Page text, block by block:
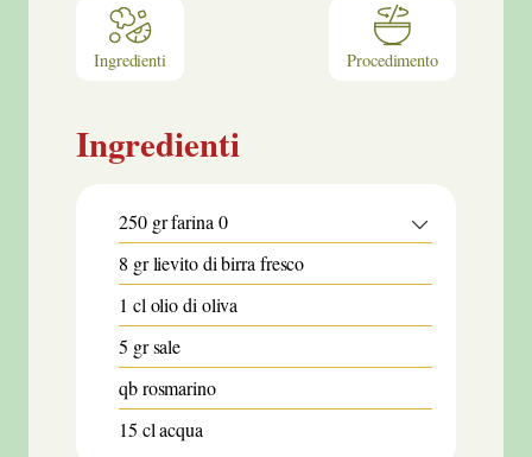
Ingredienti Procedimento
Ingredienti
250 grfarina 0
8 gr lievito di birra fresco
1 cl olio di oliva
5 gr sale
qbrosmarino
15 cl acqua